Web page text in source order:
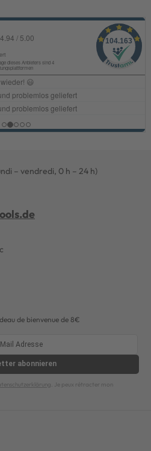
– vendredi, 0 h – 24 h)
de bienvenue de 8€
abonnieren
. Je peux rétracter mon